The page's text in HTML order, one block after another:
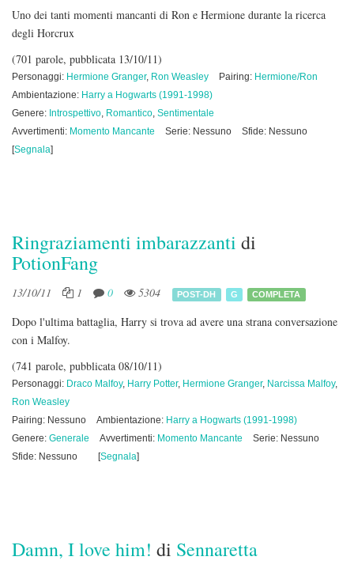
Uno dei tanti momenti mancanti di Ron e Hermione durante la ricerca
degli Horcrux
(701 parole, pubblicata 13/10/11)
Personaggi: Hermione Granger, Ron Weasley Pairing: Hermione/Ron
Ambientazione: Harry a Hogwarts (1991-1998)
Genere: Introspettivo, Romantico, Sentimentale
Avvertimenti: Momento Mancante Serie: Nessuno
Sfide: Nessuno
[Segnala]
Ringraziamenti imbarazzanti di
PotionFang
13/10/11 1 0 5304 POST-DH G COMPLETA
Dopo l'ultima battaglia, Harry si trova ad avere una strana conversazione
con i Malfoy.
(741 parole, pubblicata 08/10/11)
Personaggi: Draco Malfoy, Harry Potter, Hermione Granger, Narcissa Malfoy,
Ron Weasley
Pairing: Nessuno
Ambientazione: Harry a Hogwarts (1991-1998)
Genere: Generale Avvertimenti: Momento Mancante
Serie: Nessuno
Sfide: Nessuno
[Segnala]
Damn, I love him! di Sennaretta